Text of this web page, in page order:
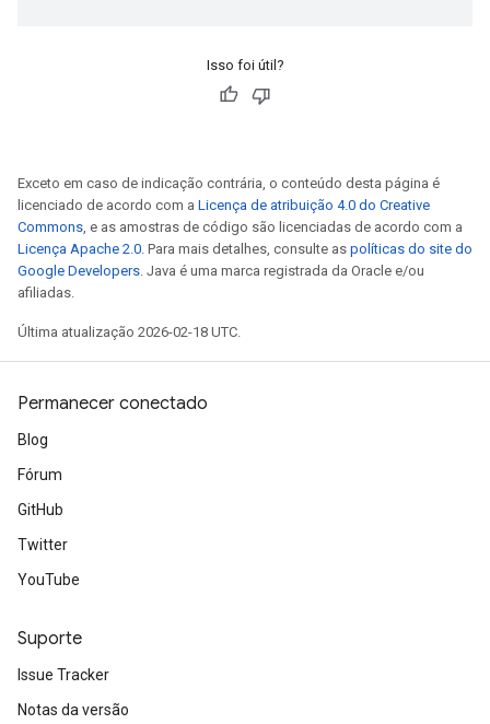
Isso foi útil?
Exceto em caso de indicação contrária, o conteúdo desta página é
licenciado de acordo com a Licença de atribuição 4.0 do Creative
Commons, e as amostras de código são licenciadas de acordo com a
Licença Apache 2.0. Para mais detalhes, consulte as políticas do site do
Google Developers. Java é uma marca registrada da Oracle e/ou
afiliadas.
Última atualização 2026-02-18 UTC.
Permanecer conectado
Blog
Fórum
GitHub
Twitter
YouTube
Suporte
Issue Tracker
Notas da versão